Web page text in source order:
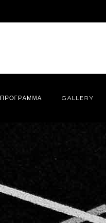
ΠΡΌΓΡΑΜΜΑ GALLERY